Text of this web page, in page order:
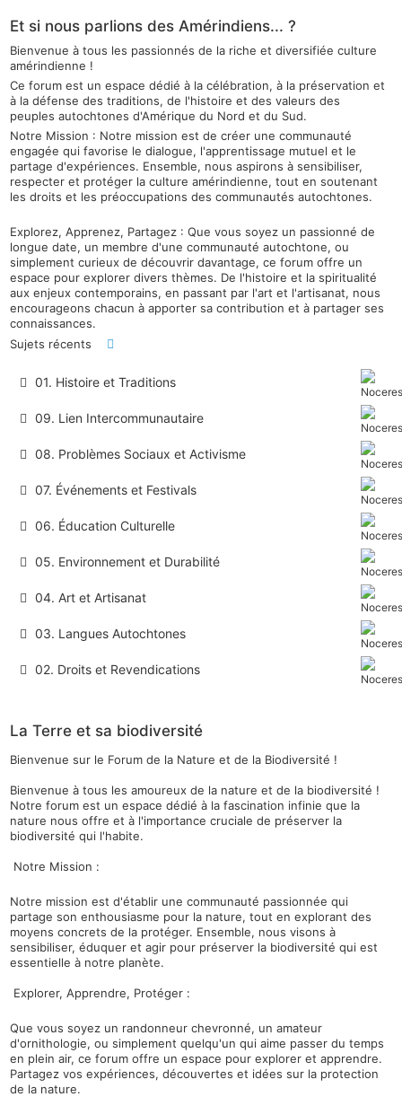
Et si nous parlions des Amérindiens... ?
Bienvenue à tous les passionnés de la riche et diversifiée culture
amérindienne !
Ce forum est un espace dédié à la célébration, à la préservation et
à la défense des traditions, de l'histoire et des valeurs des
peuples autochtones d'Amérique du Nord et du Sud.
Notre Mission : Notre mission est de créer une communauté
engagée qui favorise le dialogue, l'apprentissage mutuel et le
partage d'expériences. Ensemble, nous aspirons à sensibiliser,
respecter et protéger la culture amérindienne, tout en soutenant
les droits et les préoccupations des communautés autochtones.
Explorez, Apprenez, Partagez : Que vous soyez un passionné de
longue date, un membre d'une communauté autochtone, ou
simplement curieux de découvrir davantage, ce forum offre un
espace pour explorer divers thèmes. De l'histoire et la spiritualité
aux enjeux contemporains, en passant par l'art et l'artisanat, nous
encourageons chacun à apporter sa contribution et à partager ses
connaissances.
Sujets récents
01. Histoire et Traditions
09. Lien Intercommunautaire
08. Problèmes Sociaux et Activisme
07. Événements et Festivals
06. Éducation Culturelle
05. Environnement et Durabilité
04. Art et Artisanat
03. Langues Autochtones
02. Droits et Revendications
La Terre et sa biodiversité
Bienvenue sur le Forum de la Nature et de la Biodiversité !
Bienvenue à tous les amoureux de la nature et de la biodiversité !
Notre forum est un espace dédié à la fascination infinie que la
nature nous offre et à l'importance cruciale de préserver la
biodiversité qui l'habite.
Notre Mission :
Notre mission est d'établir une communauté passionnée qui
partage son enthousiasme pour la nature, tout en explorant des
moyens concrets de la protéger. Ensemble, nous visons à
sensibiliser, éduquer et agir pour préserver la biodiversité qui est
essentielle à notre planète.
Explorer, Apprendre, Protéger :
Que vous soyez un randonneur chevronné, un amateur
d'ornithologie, ou simplement quelqu'un qui aime passer du temps
en plein air, ce forum offre un espace pour explorer et apprendre.
Partagez vos expériences, découvertes et idées sur la protection
de la nature.